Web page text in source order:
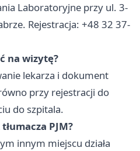
Laboratoryjne przy ul. 3-
Rejestracja: +48 32 37-
na wizytę?
lekarza i dokument
przy rejestracji do
do szpitala.
PJM?
innym miejscu działa